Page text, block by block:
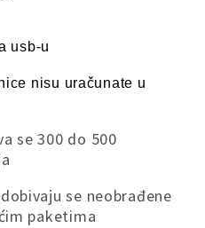
usb-u
nisu uračunate u
se 300 do 500
se neobrađene
paketima